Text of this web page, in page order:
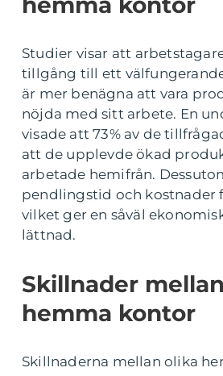
Studier visar att
tillgång till ett
är mer benägna att vara
nöjda med sitt arbete. En
visade att 73% av de
att de upplevde ökad
arbetade hemifrån.
pendlingstid och kostnader
vilket ger en såväl
lättnad.
Skillnader
hemma kontor
Skillnaderna mellan olika